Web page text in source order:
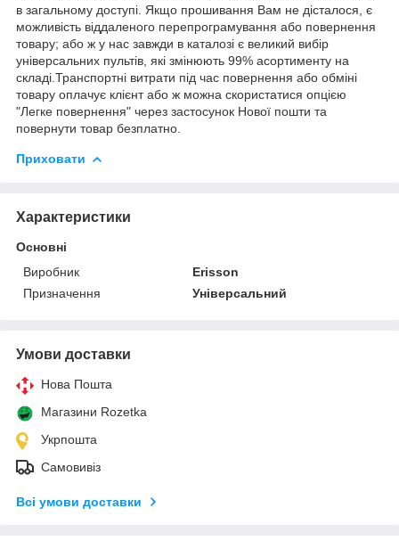
в загальному доступі. Якщо прошивання Вам не дісталося, є
можливість віддаленого перепрограмування або повернення
товару; або ж у нас завжди в каталозі є великий вибір
універсальних пультів, які змінюють 99% асортименту на
складі.Транспортні витрати під час повернення або обміні
товару оплачує клієнт або ж можна скористатися опцією
"Легке повернення" через застосунок Нової пошти та
повернути товар безплатно.
Приховати
Характеристики
Основні
Виробник
Erisson
Призначення
Універсальний
Умови доставки
Нова Пошта
Магазини Rozetka
Укрпошта
Самовивіз
Всі умови доставки